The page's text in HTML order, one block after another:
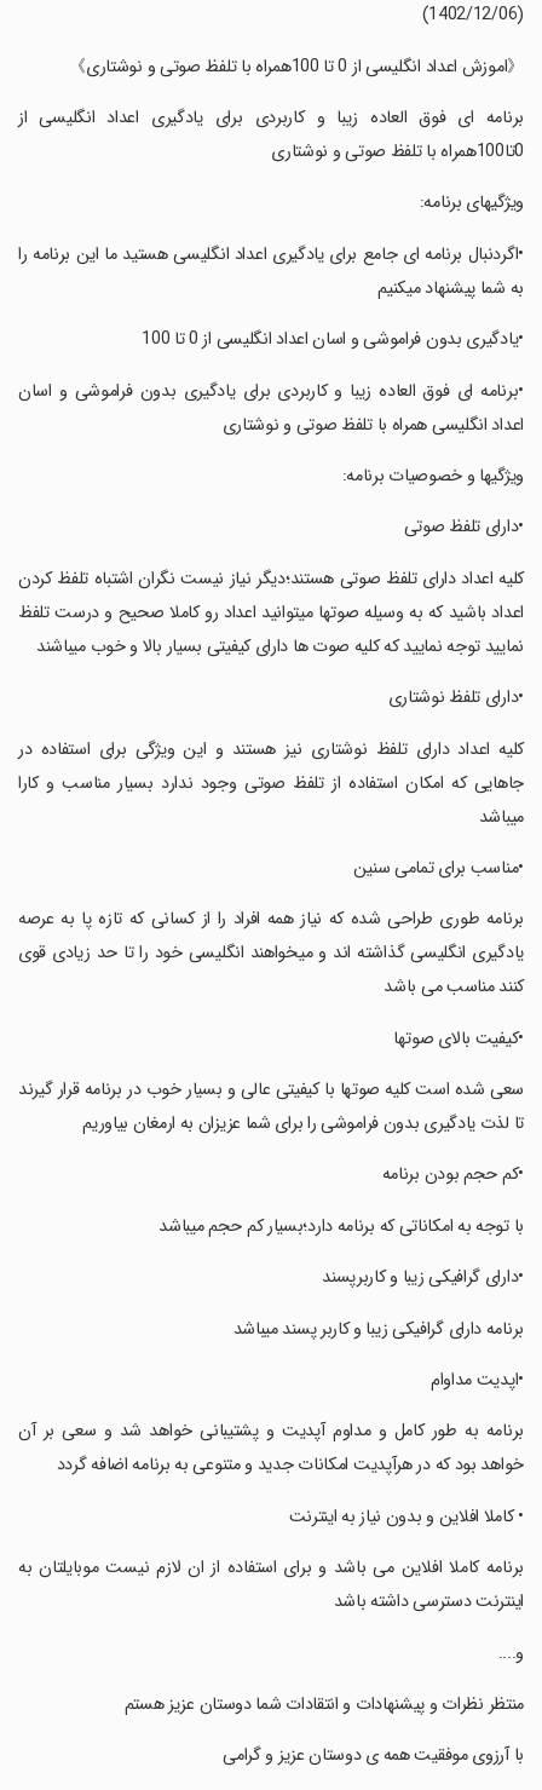
(1402/12/06)
‏《اموزش اعداد انگلیسی از 0 تا 100همراه با تلفظ صوتی و نوشتاری》
‏برنامه ای فوق العاده زیبا و کاربردی برای یادگیری اعداد انگلیسی از
0تا100همراه با تلفظ صوتی و نوشتاری
‏ویژگیهای برنامه:
‏‏•اگردنبال برنامه ای جامع برای یادگیری اعداد انگلیسی هستید ما این برنامه را
به شما پیشنهاد میکنیم
‏‏•یادگیری بدون فراموشی و اسان اعداد انگلیسی از 0 تا 100
‏‏•برنامه ای فوق العاده زیبا و کاربردی برای یادگیری بدون فراموشی و اسان
اعداد انگلیسی همراه با تلفظ صوتی و نوشتاری
‏‏ویژگیها و خصوصیات برنامه:
‏‏•دارای تلفظ صوتی
‏‏کلیه اعداد دارای تلفظ صوتی هستند؛دیگر نیاز نیست نگران اشتباه تلفظ کردن
اعداد باشید که به وسیله صوتها میتوانید اعداد رو کاملا صحیح و درست تلفظ
نمایید توجه نمایید که کلیه صوت ها دارای کیفیتی بسیار بالا و خوب میباشند
‏‏•دارای تلفظ نوشتاری
‏‏کلیه اعداد دارای تلفظ نوشتاری نیز هستند و این ویژگی برای استفاده در
جاهایی که امکان استفاده از تلفظ صوتی وجود ندارد بسیار مناسب و کارا
میباشد
‏‏•مناسب برای تمامی سنین
‏‏برنامه طوری طراحی شده که نیاز همه افراد را از کسانی که تازه پا به عرصه
یادگیری انگلیسی گذاشته اند و میخواهند انگلیسی خود را تا حد زیادی قوی
کنند مناسب می باشد
‏‏•کیفیت بالای صوتها
‏‏سعی شده است کلیه صوتها با کیفیتی عالی و بسیار خوب در برنامه قرار گیرند
تا لذت یادگیری بدون فراموشی را برای شما عزیزان به ارمغان بیاوریم
‏‏•کم حجم بودن برنامه
‏‏با توجه به امکاناتی که برنامه دارد؛بسیار کم حجم میباشد
‏‏•دارای گرافیکی زیبا و کاربرپسند
‏‏برنامه دارای گرافیکی زیبا و کاربر پسند میباشد
‏‏•اپدیت مداوام
‏‏برنامه به طور کامل و مداوم آپدیت و پشتیبانی خواهد شد و سعی بر آن
خواهد بود که در هرآپدیت امکانات جدید و متنوعی به برنامه اضافه گردد
‏‏• کاملا افلاین و بدون نیاز به اینترنت
‏برنامه کاملا افلاین می باشد و برای استفاده از ان لازم نیست موبایلتان به
اینترنت دسترسی داشته باشد
‏و....
‏‏منتظر نظرات و پیشنهادات و انتقادات شما دوستان عزیز هستم
‏‏با آرزوی موفقیت همه ی دوستان عزیز و گرامی